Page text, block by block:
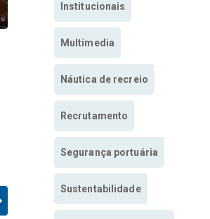
Institucionais
Multimedia
Náutica de recreio
Recrutamento
Segurança portuária
Sustentabilidade